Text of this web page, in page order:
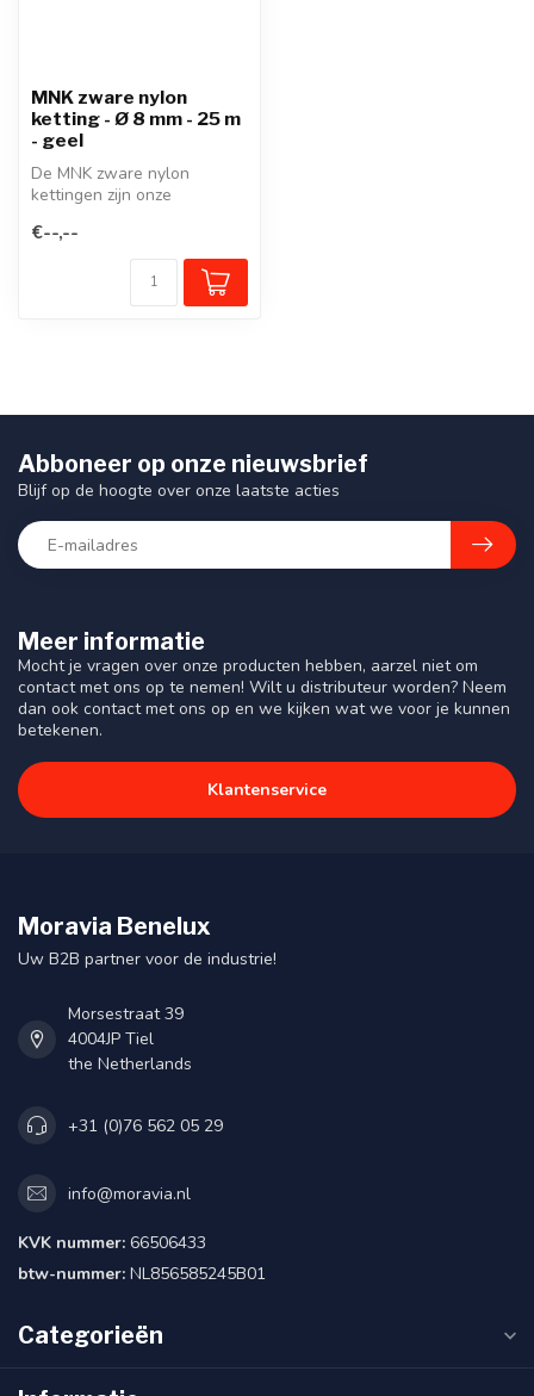
MNK zware nylon
ketting - Ø 8 mm - 25 m
- geel
De MNK zware nylon
kettingen zijn onze
veerkrachtige kunststof ke...
€--,--
Meer informatie
Mocht je vragen over onze producten hebben, aarzel niet om
contact met ons op te nemen! Wilt u distributeur worden? Neem
dan ook contact met ons op en we kijken wat we voor je kunnen
betekenen.
Klantenservice
Abboneer op onze nieuwsbrief
Blijf op de hoogte over onze laatste acties
Moravia Benelux
Uw B2B partner voor de industrie!
Morsestraat 39
4004JP Tiel
the Netherlands
+31 (0)76 562 05 29
info@moravia.nl
KVK nummer: 66506433
btw-nummer: NL856585245B01
Categorieën